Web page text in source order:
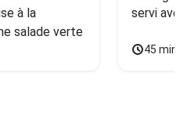
à la
salade verte
servi
45